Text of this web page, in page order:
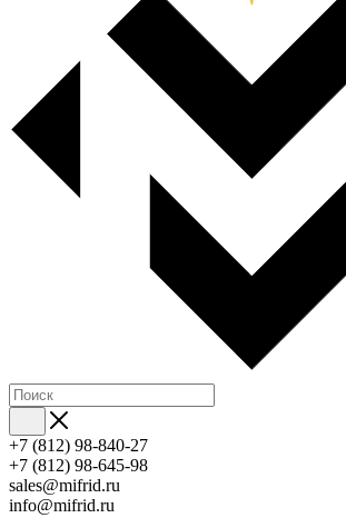
+7 (812) 98-840-27
+7 (812) 98-645-98
sales@mifrid.ru
info@mifrid.ru